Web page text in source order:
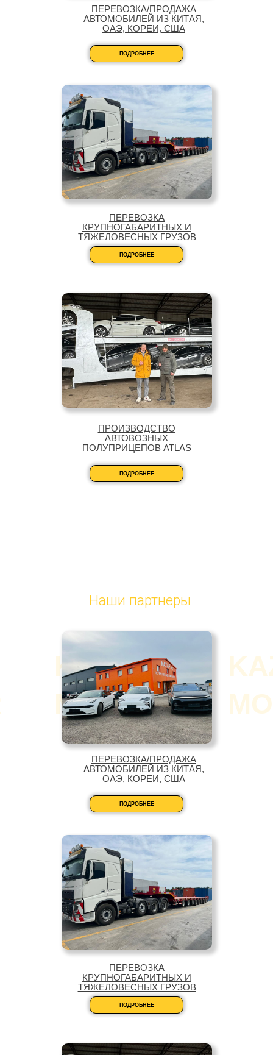
ПОДРОБНЕЕ
ПЕРЕВОЗКА
КРУПНОГАБАРИТНЫХ И
ТЯЖЕЛОВЕСНЫХ ГРУЗОВ
ПОДРОБНЕЕ
ПЕРЕВОЗКА/ПРОДАЖА
АВТОМОБИЛЕЙ ИЗ КИТАЯ,
ОАЭ, КОРЕИ, США
ПРОИЗВОДСТВО
АВТОВОЗНЫХ
ПОЛУПРИЦЕПОВ ATLAS
ПОДРОБНЕЕ
KAZAF
MOTOR
Наши партнеры
ПОДРОБНЕЕ
ПЕРЕВОЗКА
КРУПНОГАБАРИТНЫХ И
ТЯЖЕЛОВЕСНЫХ ГРУЗОВ
ПОДРОБНЕЕ
ПЕРЕВОЗКА/ПРОДАЖА
АВТОМОБИЛЕЙ ИЗ КИТАЯ,
ОАЭ, КОРЕИ, США